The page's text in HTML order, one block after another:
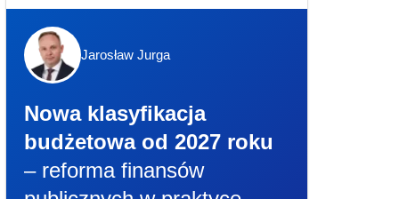
Jarosław Jurga
Nowa klasyfikacja
budżetowa od 2027 roku
– reforma finansów